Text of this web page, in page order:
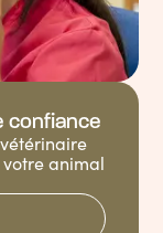
confiance
animal